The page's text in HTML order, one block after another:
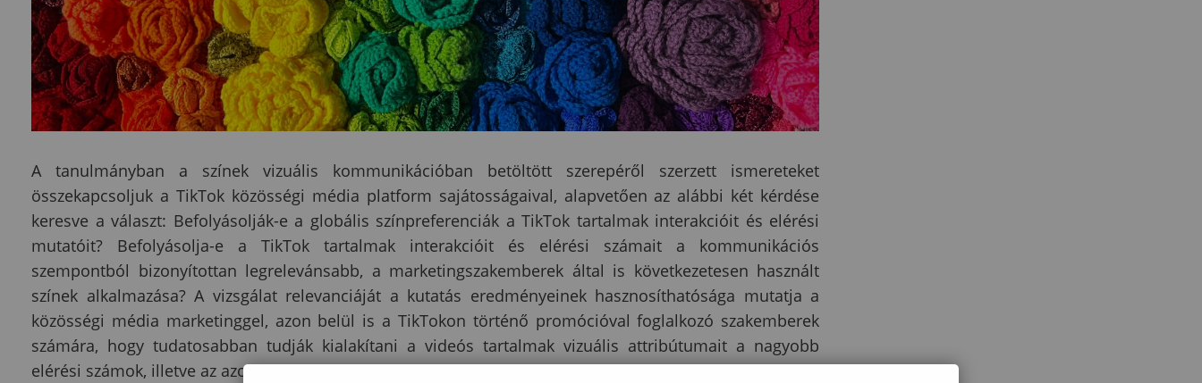
A tanulmányban a színek vizuális kommunikációban betöltött szerepéről szerzett ismereteket
összekapcsoljuk a TikTok közösségi média platform sajátosságaival, alapvetően az alábbi két kérdése
keresve a választ: Befolyásolják-e a globális színpreferenciák a TikTok tartalmak interakcióit és elérési
mutatóit? Befolyásolja-e a TikTok tartalmak interakcióit és elérési számait a kommunikációs
szempontból bizonyítottan legrelevánsabb, a marketingszakemberek által is következetesen használt
színek alkalmazása? A vizsgálat relevanciáját a kutatás eredményeinek hasznosíthatósága mutatja a
közösségi média marketinggel, azon belül is a TikTokon történő promócióval foglalkozó szakemberek
számára, hogy tudatosabban tudják kialakítani a videós tartalmak vizuális attribútumait a nagyobb
elérési számok, illetve az azok alapjait jelentő magas interakciós mutatók érdekében.